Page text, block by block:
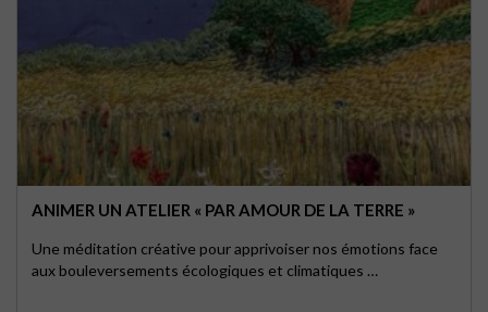
ANIMER UN ATELIER « PAR AMOUR DE LA TERRE »
Une méditation créative pour apprivoiser nos émotions face
aux bouleversements écologiques et climatiques …